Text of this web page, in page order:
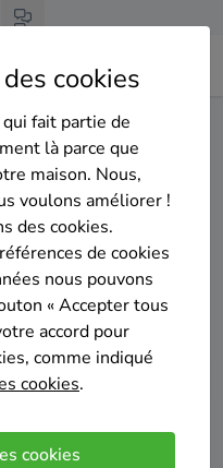
cookies
fait partie de
là parce que
maison. Nous,
voulons améliorer !
des cookies.
de cookies
nous pouvons
« Accepter tous
accord pour
comme indiqué
cookies.
cookies
Pont-à-Celles
creux à
devis